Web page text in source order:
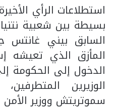
استطلاعات الرأي
بسيطة بين شعبية
السابق بيني غانتس
المأزق الذي تعيشه
الدخول إلى الحكومة
الوزيرين
سموتريتش ووزير الأمن